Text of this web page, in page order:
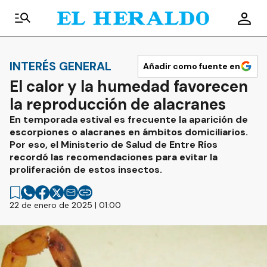
INTERÉS GENERAL Añadir como fuente en
El calor y la humedad favorecen
la reproducción de alacranes
En temporada estival es frecuente la aparición de
escorpiones o alacranes en ámbitos domiciliarios.
Por eso, el Ministerio de Salud de Entre Ríos
recordó las recomendaciones para evitar la
proliferación de estos insectos.
22 de enero de 2025 | 01:00